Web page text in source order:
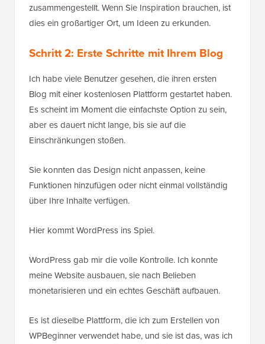
zusammengestellt. Wenn Sie Inspiration brauchen, ist
dies ein großartiger Ort, um Ideen zu erkunden.
Schritt 2: Erste Schritte mit Ihrem Blog
Ich habe viele Benutzer gesehen, die ihren ersten
Blog mit einer kostenlosen Plattform gestartet haben.
Es scheint im Moment die einfachste Option zu sein,
aber es dauert nicht lange, bis sie auf die
Einschränkungen stoßen.
Sie konnten das Design nicht anpassen, keine
Funktionen hinzufügen oder nicht einmal vollständig
über Ihre Inhalte verfügen.
Hier kommt WordPress ins Spiel.
WordPress gab mir die volle Kontrolle. Ich konnte
meine Website ausbauen, sie nach Belieben
monetarisieren und ein echtes Geschäft aufbauen.
Es ist dieselbe Plattform, die ich zum Erstellen von
WPBeginner verwendet habe, und sie ist das, was ich